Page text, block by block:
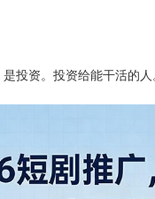
投资。投资给能干活的人